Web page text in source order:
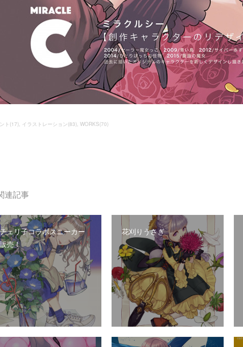
ト (17) イラストレーション(83) WORKS(70)
連記事
チェリ子コラボスニーカー
販売！
花刈りうさぎ